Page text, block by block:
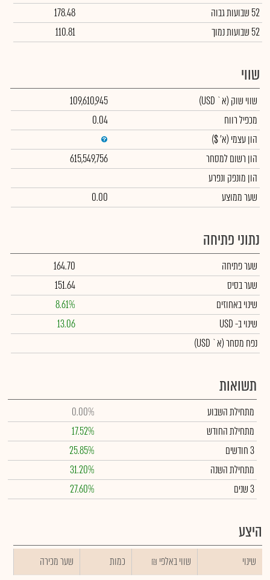
52 שבועות גבוה
178.48
52 שבועות נמוך
110.81
שווי
שווי שוק (א` USD)
109,610,945
מכפיל רווח
0.04
הון עצמי (א' $)
הון רשום למסחר
615,549,756
הון מונפק ונפרע
שער ממוצע
0.00
נתוני פתיחה
שער פתיחה
164.70
שער בסיס
151.64
שינוי באחוזים
8.61%
שינויב- USD
13.06
נפח מסחר(א` USD)
תשואות
מתחילת השבוע
0.00%
מתחילת החודש
17.52%
3 חודשים
25.85%
מתחילת השנה
31.20%
3 שנים
27.60%
היצע
שינוי ₪ שווי באלפי כמות
שער מכירה